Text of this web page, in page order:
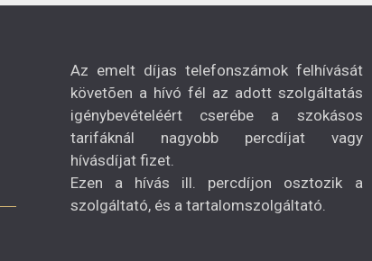
Az emelt díjas telefonszámok felhívását
követõen a hívó fél az adott szolgáltatás
igénybevételéért cserébe a szokásos
tarifáknál nagyobb percdíjat vagy
hívásdíjat fizet.
Ezen a hívás ill. percdíjon osztozik a
szolgáltató, és a tartalomszolgáltató.